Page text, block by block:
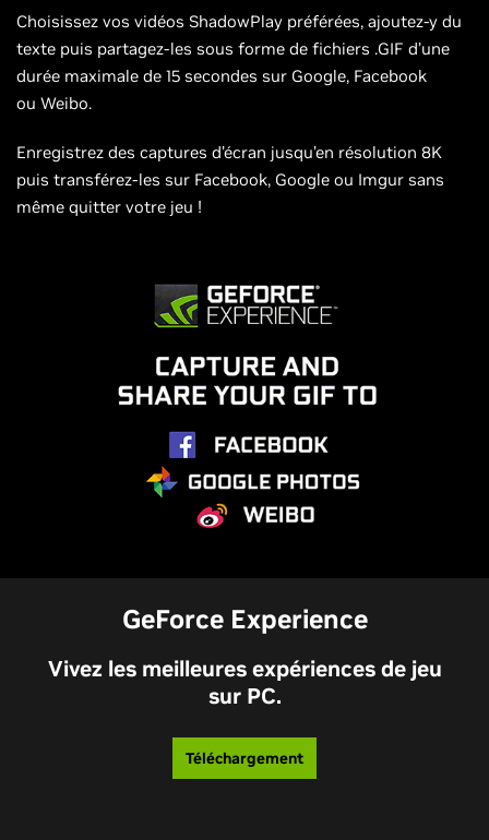
Choisissez vos vidéos ShadowPlay préférées, ajoutez-y du
texte puis partagez-les sous forme de fichiers .GIF d’une
durée maximale de 15 secondes sur Google, Facebook
ou Weibo.
Enregistrez des captures d’écran jusqu’en résolution 8K
puis transférez-les sur Facebook, Google ou Imgur sans
même quitter votre jeu !
GeForceExperience
Vivez les meilleures expériences de jeu
sur PC.
Téléchargement